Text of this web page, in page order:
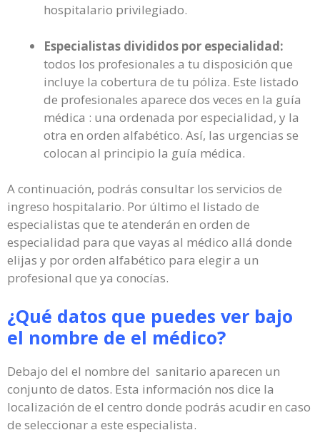
hospitalario privilegiado.
Especialistas divididos por especialidad:
todos los profesionales a tu disposición que
incluye la cobertura de tu póliza. Este listado
de profesionales aparece dos veces en la guía
médica : una ordenada por especialidad, y la
otra en orden alfabético. Así, las urgencias se
colocan al principio la guía médica.
A continuación, podrás consultar los servicios de
ingreso hospitalario. Por último el listado de
especialistas que te atenderán en orden de
especialidad para que vayas al médico allá donde
elijas y por orden alfabético para elegir a un
profesional que ya conocías.
¿Qué datos que puedes ver bajo
el nombre de el médico?
Debajo del el nombre del sanitario aparecen un
conjunto de datos. Esta información nos dice la
localización de el centro donde podrás acudir en caso
de seleccionar a este especialista.